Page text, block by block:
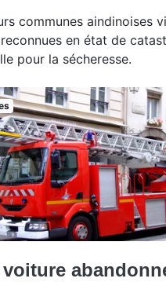
communes aindinoises
en état de
pour la sécheresse.
voiture